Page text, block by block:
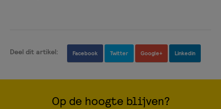
Deel dit artikel: Facebook Twitter Google+ Linkedin
Op de hoogte blijven?